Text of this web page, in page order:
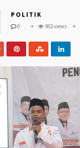
POLITIK
0 902 views